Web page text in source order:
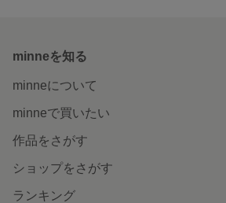
minneを知る
minneについて
minneで買いたい
作品をさがす
ショップをさがす
ランキング